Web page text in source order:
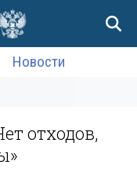
Новости
отходов,